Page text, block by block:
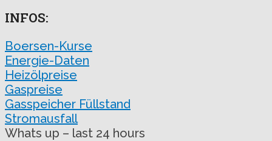
INFOS:
Boersen-Kurse
Energie-Daten
Heizölpreise
Gaspreise
Gasspeicher Füllstand
Stromausfall
Whats up – last 24 hours